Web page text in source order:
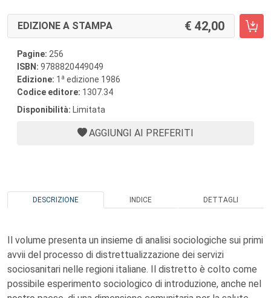
EDIZIONE A STAMPA 42,00
Pagine: 256
ISBN: 9788820449049
Edizione: 1 a edizione 1986
Codice editore: 1307.34
Disponibilità: Limitata
AGGIUNGI AI PREFERITI
DESCRIZIONE INDICE DETTAGLI
Il volume presenta un insieme di analisi sociologiche sui primi
avvii del processo di distrettualizzazione dei servizi
sociosanitari nelle regioni italiane. Il distretto è colto come
possibile esperimento sociologico di introduzione, anche nel